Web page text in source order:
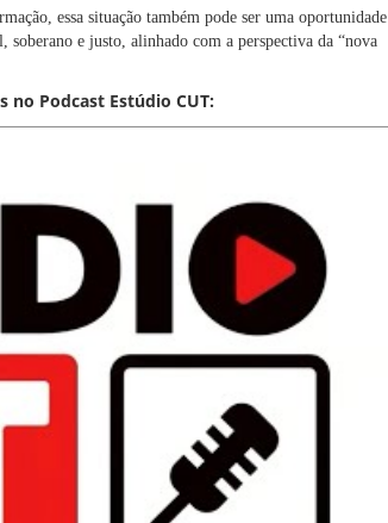
essa situação também pode ser uma oportunidade
e justo, alinhado com a perspectiva da “nova
Podcast Estúdio CUT: